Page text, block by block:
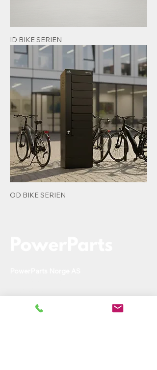
ID BIKE SERIEN
OD BIKE SERIEN
rh@powerparts.no